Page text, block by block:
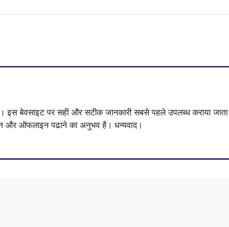
इस बेवसाइट पर सही और सटीक जानकारी सबसे पहले उपलब्ध कराया जाता
और ऑफलाइन पढाने का अनुभव है। धन्यवाद।